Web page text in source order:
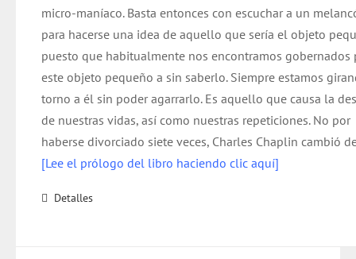
micro-maníaco. Basta entonces con escuchar a un
para hacerse una idea de aquello que sería el objeto
puesto que habitualmente nos encontramos gobernados
este objeto pequeño a sin saberlo. Siempre estamos
torno a él sin poder agarrarlo. Es aquello que causa la
de nuestras vidas, así como nuestras repeticiones. No por
haberse divorciado siete veces, Charles Chaplin cambió
[Lee el prólogo del libro haciendo clic aquí]
Detalles